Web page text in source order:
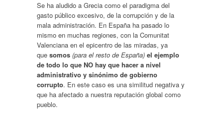
Se ha aludido a Grecia como el paradigma del
gasto público excesivo, de la corrupción y de la
mala administración. En España ha pasado lo
mismo en muchas regiones, con la Comunitat
Valenciana en el epicentro de las miradas, ya
quesomos (para el resto de España)el ejemplo
de todo lo que NO hay que hacer a nivel
administrativo y sinónimo de gobierno
corrupto. En este caso es una similitud negativa y
que ha afectado a nuestra reputación global como
pueblo.